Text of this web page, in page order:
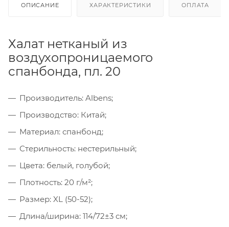
ОПИСАНИЕ ХАРАКТЕРИСТИКИ ОПЛАТА
Халат нетканый из
воздухопроницаемого
спанбонда, пл. 20
Производитель: Albens;
Производство: Китай;
Материал: спанбонд;
Стерильность: нестерильный;
Цвета: белый, голубой;
Плотность: 20 г/м²;
Размер: XL (50-52);
Длина/ширина: 114/72±3 см;